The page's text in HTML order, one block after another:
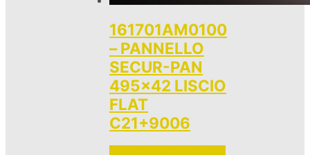
161701AM0100
– PANNELLO
SECUR-PAN
495×42 LISCIO
FLAT
C21+9006